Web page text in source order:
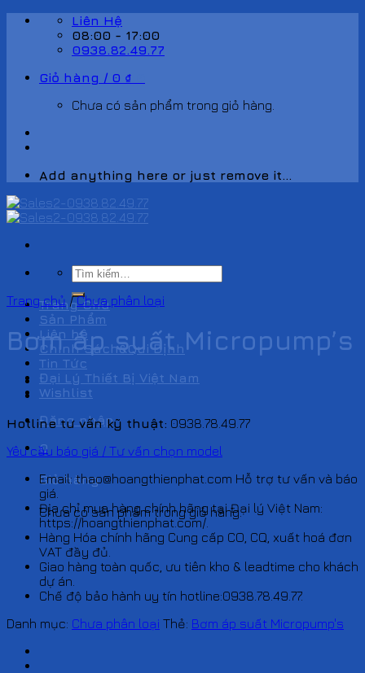
Skip
Liên Hệ
08:00 - 17:00
0938.82.49.77
Giỏ hàng / 0 ₫
Chưa có sản phẩm trong giỏ hàng.
Add anything here or just remove it...
Tìm
kiếm:
Trang Chủ
Sản Phẩm
Liên hệ
Chính Sách&Qui Định
Tin Tức
Đại Lý Thiết Bị Việt Nam
Wishlist
Đăng nhập
0
Giỏ hàng
Chưa có sản phẩm trong giỏ hàng.
Trang chủ / Chưa phân loại
Bơm áp suất Micropump’s
Hotline tư vấn kỹ thuật: 0938.78.49.77
Yêu cầu báo giá / Tư vấn chọn model
Email: thao@hoangthienphat.com Hỗ trợ tư vấn và báo
giá.
Địa chỉ mua hàng chính hãng tại Đại lý Việt Nam:
https://hoangthienphat.com/.
Hàng Hóa chính hãng Cung cấp CO, CQ, xuất hoá đơn
VAT đầy đủ.
Giao hàng toàn quốc, ưu tiên kho & leadtime cho khách
dự án.
Chế độ bảo hành uy tín hotline:0938.78.49.77.
Danh mục: Chưa phân loại Thẻ: Bơm áp suất Micropump's